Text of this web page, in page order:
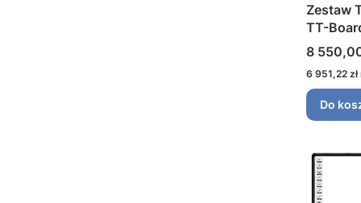
Zestaw
TT-
Cena
8
Cena
6 951,22 zł
Do